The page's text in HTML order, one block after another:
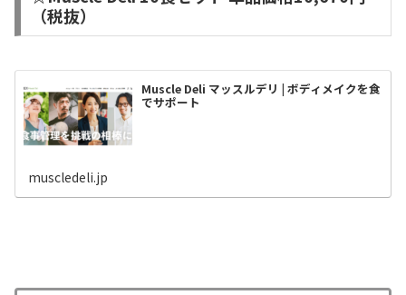
（税抜）
Muscle Deli マッスルデリ | ボディメイクを食
でサポート
muscledeli.jp